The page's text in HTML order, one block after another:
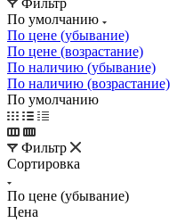
По умолчанию
По цене (убывание)
По цене (возрастание)
По наличию (убывание)
По наличию (возрастание)
По умолчанию
Фильтр
Сортировка
По цене (убывание)
Цена